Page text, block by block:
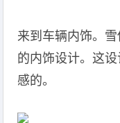
来到车辆内饰。
的内饰设计。这
感的。